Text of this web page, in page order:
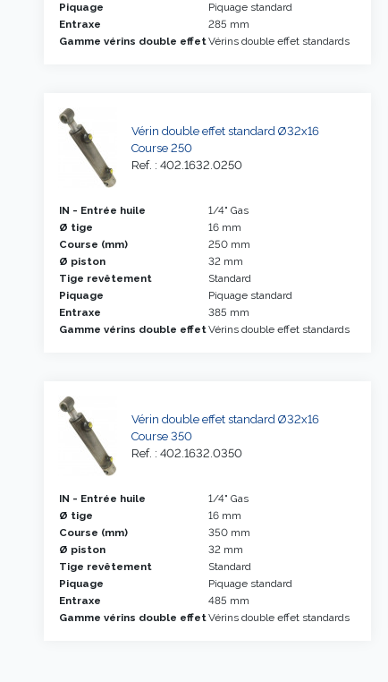
Piquage
Piquage standard
Entraxe
285 mm
Gamme vérins double effetVérins double effet standards
Vérin double effet standard Ø32x16
Course 250
Ref. : 402.1632.0250
IN - Entrée huile
1/4" Gas
Ø tige
16 mm
Course (mm)
250 mm
Ø piston
32 mm
Tige revêtement
Standard
Piquage
Piquage standard
Entraxe
385 mm
Gamme vérins double effetVérins double effet standards
Vérin double effet standard Ø32x16
Course 350
Ref. : 402.1632.0350
IN - Entrée huile
1/4" Gas
Ø tige
16 mm
Course (mm)
350 mm
Ø piston
32 mm
Tige revêtement
Standard
Piquage
Piquage standard
Entraxe
485 mm
Gamme vérins double effetVérins double effet standards